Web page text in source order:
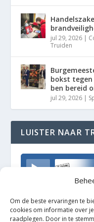
Om de beste ervaringen te
cookies om informatie over
raadplegen. Door in te
jul 29, 2026 |
Truiden
bokst tegen
ben bereid
jul 29, 2026 |
LUISTER NAAR